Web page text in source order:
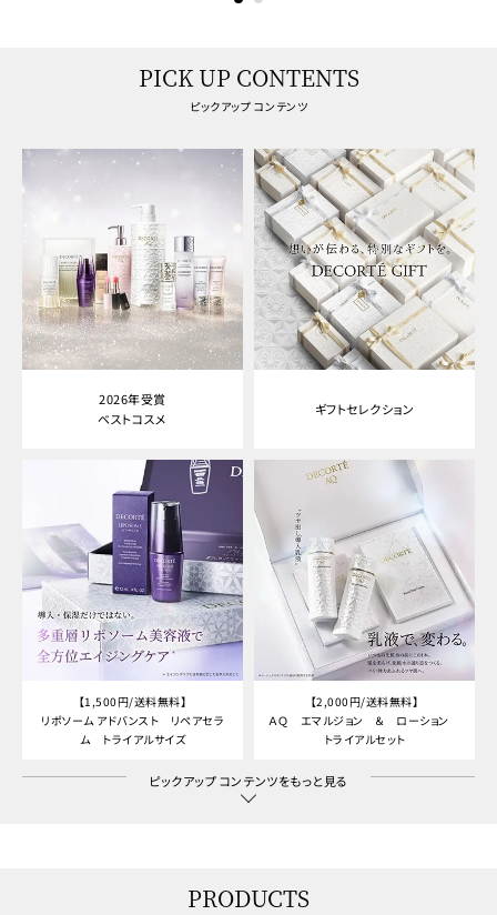
PICK UP CONTENTS
ピックアップ コンテンツ
2026年受賞
ベストコスメ
ギフトセレクション
【1,500円/送料無料】
リポソーム アドバンスト リペアセラ
ム トライアルサイズ
【2,000円/送料無料】
ＡＱ エマルジョン ＆ ローション
トライアルセット
ピックアップ コンテンツをもっと見る
PRODUCTS